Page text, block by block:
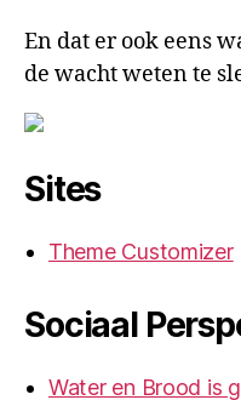
En dat er ook eens
de wacht weten te
Sites
Theme Customizer
Sociaal
Water en Brood is